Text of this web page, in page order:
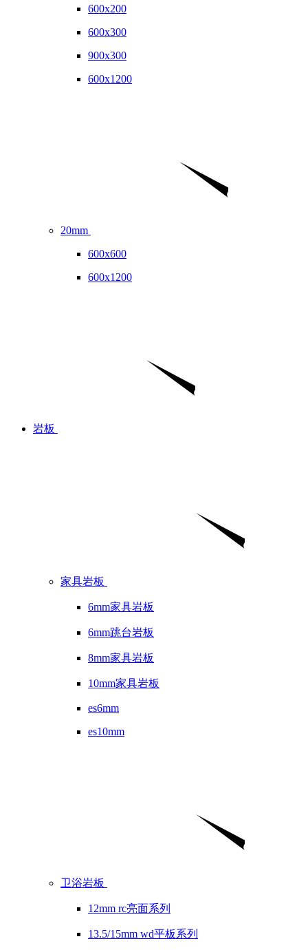
600x200
600x300
900x300
600x1200
20mm
600x600
600x1200
岩板
家具岩板
6mm家具岩板
6mm跳台岩板
8mm家具岩板
10mm家具岩板
es6mm
es10mm
卫浴岩板
12mm rc亮面系列
13.5/15mm wd平板系列